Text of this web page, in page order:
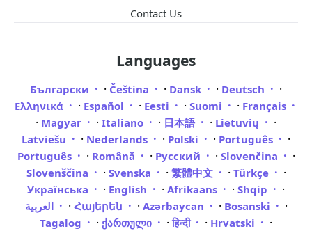
Contact Us
Languages
Български · Čeština · Dansk · Deutsch ·
Ελληνικά · Español · Eesti · Suomi · Français
· Magyar · Italiano · 日本語 · Lietuvių ·
Latviešu · Nederlands · Polski · Português ·
Português · Română · Русский · Slovenčina ·
Slovenščina · Svenska · 繁體中文 · Türkçe ·
Українська · English · Afrikaans · Shqip ·
العربية · Հայերեն · Azərbaycan · Bosanski ·
Tagalog · ქართული · हिन्दी · Hrvatski ·